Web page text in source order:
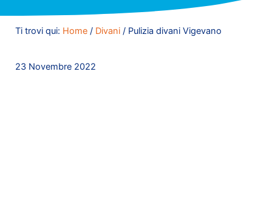
Ti trovi qui: Home / Divani /Pulizia divani Vigevano
23 Novembre 2022